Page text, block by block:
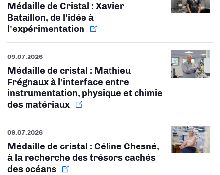
Médaille de Cristal : Xavier
Bataillon, de l'idée à
l'expérimentation
09.07.2026
Médaille de cristal : Mathieu
Frégnaux à l’interface entre
instrumentation, physique et chimie
des matériaux
09.07.2026
Médaille de cristal : Céline Chesné,
à la recherche des trésors cachés
des océans